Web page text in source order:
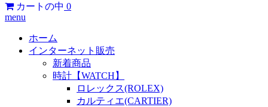
カートの中 0
menu
ホーム
インターネット販売
新着商品
時計【WATCH】
ロレックス(ROLEX)
カルティエ(CARTIER)